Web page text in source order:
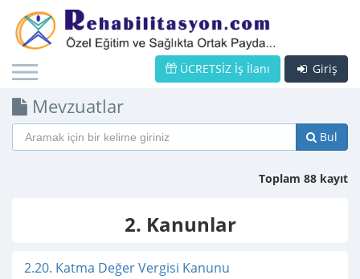
Giriş
ÜCRETSİZ İş İlanı
Mevzuatlar
Bul
Toplam 88 kayıt
2. Kanunlar
2.20. Katma Değer Vergisi Kanunu